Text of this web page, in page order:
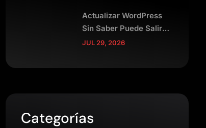
Actualizar WordPress
Sin Saber Puede Salir
Muy Caro
JUL 29, 2026
Categorías